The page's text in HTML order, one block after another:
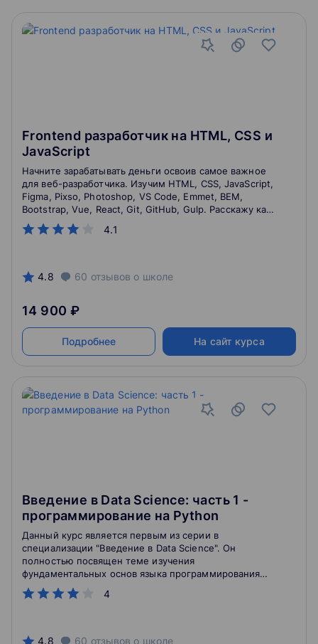
Frontend разработчик на HTML, CSS и
JavaScript
4.1
Начните зарабатывать деньги освоив самое важное
для веб-разработчика. Изучим HTML, CSS, JavaScript,
Figma, Pixso, Photoshop, VS Code, Emmet, BEM,
Bootstrap, Vue, React, Git, GitHub, Gulp. Расскажу как
составить портфолио, резюме и взять первый заказ
на фрилансе.
4.8 60 отзывов о школе
14 900 ₽
Подробнее На сайт курса
Введение в Data Science: часть 1 -
программирование на Python
4
Данный курс является первым из серии в
специализации "Введение в Data Science". Он
полностью посвящен теме изучения
фундаментальных основ языка программирования
Python, одного из самых распространенных и
востребованных языков, особенно, в сфере анализа
4.8 60 отзывов о школе